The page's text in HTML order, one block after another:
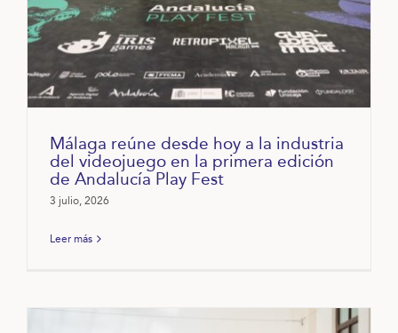
Málaga reúne desde hoy a la industria
del videojuego en la primera edición
de Andalucía Play Fest
3 julio, 2026
Leer más